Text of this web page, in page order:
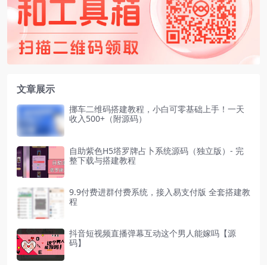
文章展示
挪车二维码搭建教程，小白可零基础上手！一天
收入500+（附源码）
自助紫色H5塔罗牌占卜系统源码（独立版）- 完
整下载与搭建教程
9.9付费进群付费系统，接入易支付版 全套搭建教
程
抖音短视频直播弹幕互动这个男人能嫁吗【源
码】